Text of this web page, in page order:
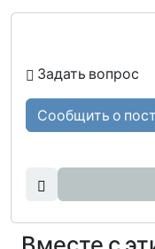
Задать вопрос
Сообщить о